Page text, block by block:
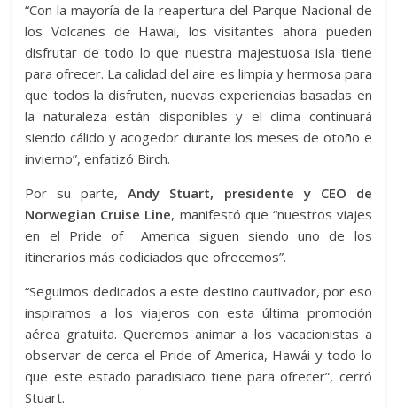
“Con la mayoría de la reapertura del Parque Nacional de
los Volcanes de Hawai, los visitantes ahora pueden
disfrutar de todo lo que nuestra majestuosa isla tiene
para ofrecer. La calidad del aire es limpia y hermosa para
que todos la disfruten, nuevas experiencias basadas en
la naturaleza están disponibles y el clima continuará
siendo cálido y acogedor durante los meses de otoño e
invierno”, enfatizó Birch.
Por su parte,Andy Stuart, presidente y CEO de
Norwegian Cruise Line, manifestó que “nuestros viajes
en el Pride of America siguen siendo uno de los
itinerarios más codiciados que ofrecemos”.
“Seguimos dedicados a este destino cautivador, por eso
inspiramos a los viajeros con esta última promoción
aérea gratuita. Queremos animar a los vacacionistas a
observar de cerca el Pride of America, Hawái y todo lo
que este estado paradisiaco tiene para ofrecer”, cerró
Stuart.